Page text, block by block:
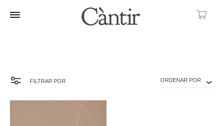
FILTRAR POR ORDENAR POR